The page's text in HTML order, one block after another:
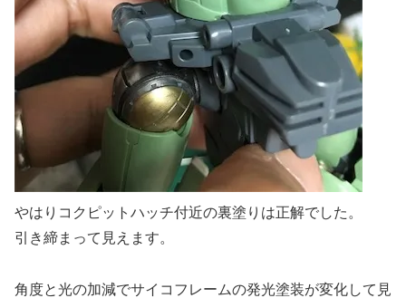
やはりコクピットハッチ付近の裏塗りは正解でした。
引き締まって見えます。
角度と光の加減でサイコフレームの発光塗装が変化して見